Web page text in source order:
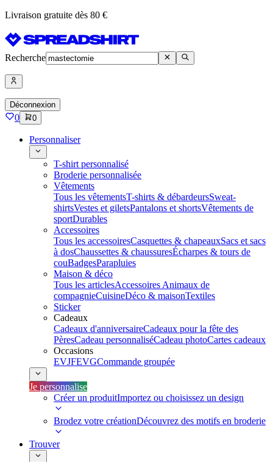
Livraison gratuite dès 80 €
Recherche
Déconnexion
0 0
Personnaliser
T-shirt personnalisé
Broderie personnalisée
Vêtements
Tous les vêtementsT-shirts & débardeursSweat-
shirtsVestes et giletsPantalons et shortsVêtements de
sportDurables
Accessoires
Tous les accessoiresCasquettes & chapeauxSacs et sacs
à dosChaussettes & chaussuresÉcharpes & tours de
couBadgesParapluies
Maison & déco
Tous les articlesAccessoires Animaux de
compagnieCuisineDéco & maisonTextiles
Sticker
Cadeaux
Cadeaux d'anniversaireCadeaux pour la fête des
PèresCadeau personnaliséCadeau photoCartes cadeaux
Occasions
EVJFEVGCommande groupée
Je personnalise
Créer un produitImportez ou choisissez un design
Brodez votre créationDécouvrez des motifs en broderie
Trouver